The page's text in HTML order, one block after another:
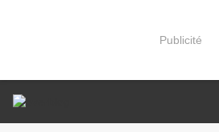
Publicité